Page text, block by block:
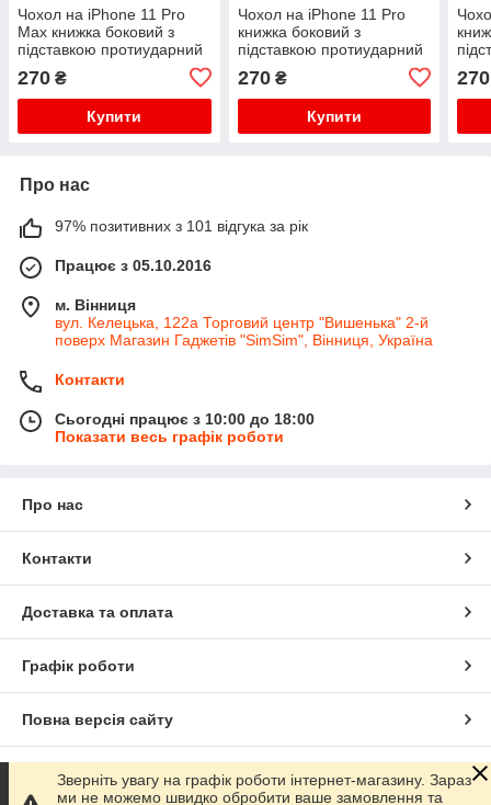
Чохол на iPhone 11 Pro
Max книжка боковий з
підставкою протиударний
270 ₴
Купити
Чохол на iPhone 11 Pro
книжка боковий з
підставкою протиударний
270₴
Купити
270
Про нас
97% позитивних з 101 відгука за рік
Працює з 05.10.2016
м. Вінниця
вул. Келецька, 122а Торговий центр "Вишенька" 2-й
поверх Магазин Гаджетів "SimSim", Вінниця, Україна
Контакти
Сьогодні працює з 10:00 до 18:00
Показати весь графік роботи
Про нас
Контакти
Доставка та оплата
Графік роботи
Повна версія сайту
Сайт створено на маркетплейсі Prom.ua
Зверніть увагу на графік роботи інтернет-магазину. Зараз
ми не можемо швидко обробити ваше замовлення та